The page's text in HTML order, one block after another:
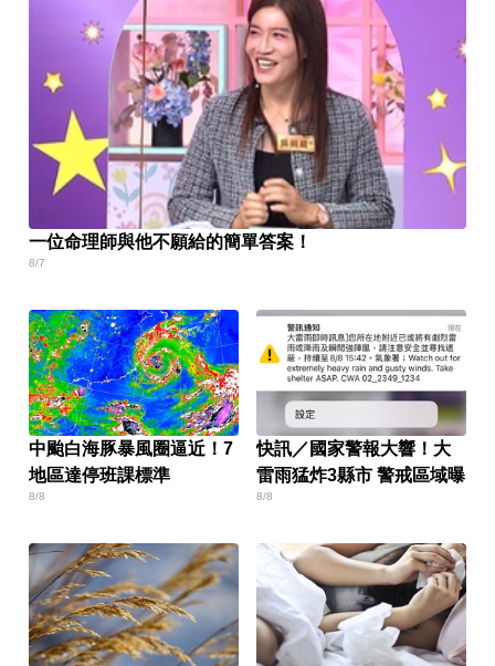
一位命理師與他不願給的簡單答案！
8/7
中颱白海豚暴風圈逼近！7
地區達停班課標準
8/8
快訊／國家警報大響！大
雷雨猛炸3縣市 警戒區域曝
8/8